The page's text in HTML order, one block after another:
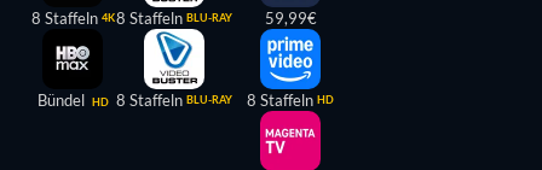
8 Staffeln 4K
Bündel HD
8 Staffeln BLU-RAY
8 Staffeln BLU-RAY
59,99€
8 Staffeln HD